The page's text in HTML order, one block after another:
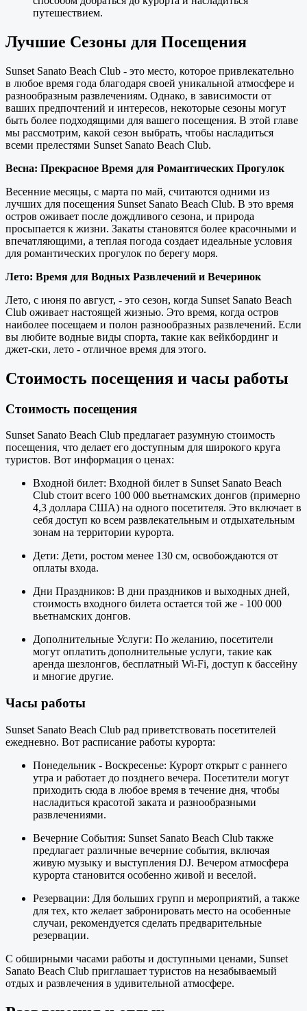
путешествием.
Лучшие Сезоны для Посещения
Sunset Sanato Beach Club - это место, которое привлекательно
в любое время года благодаря своей уникальной атмосфере и
разнообразным развлечениям. Однако, в зависимости от
ваших предпочтений и интересов, некоторые сезоны могут
быть более подходящими для вашего посещения. В этой главе
мы рассмотрим, какой сезон выбрать, чтобы насладиться
всеми прелестями Sunset Sanato Beach Club.
Весна: Прекрасное Время для Романтических Прогулок
Весенние месяцы, с марта по май, считаются одними из
лучших для посещения Sunset Sanato Beach Club. В это время
остров оживает после дождливого сезона, и природа
просыпается к жизни. Закаты становятся более красочными и
впечатляющими, а теплая погода создает идеальные условия
для романтических прогулок по берегу моря.
Лето: Время для Водных Развлечений и Вечеринок
Лето, с июня по август, - это сезон, когда Sunset Sanato Beach
Club оживает настоящей жизнью. Это время, когда остров
наиболее посещаем и полон разнообразных развлечений. Если
вы любите водные виды спорта, такие как вейкбординг и
джет-ски, лето - отличное время для этого.
Стоимость посещения и часы работы
Стоимость посещения
Sunset Sanato Beach Club предлагает разумную стоимость
посещения, что делает его доступным для широкого круга
туристов. Вот информация о ценах:
Входной билет: Входной билет в Sunset Sanato Beach
Club стоит всего 100 000 вьетнамских донгов (примерно
4,3 доллара США) на одного посетителя. Это включает в
себя доступ ко всем развлекательным и отдыхательным
зонам на территории курорта.
Дети: Дети, ростом менее 130 см, освобождаются от
оплаты входа.
Дни Праздников: В дни праздников и выходных дней,
стоимость входного билета остается той же - 100 000
вьетнамских донгов.
Дополнительные Услуги: По желанию, посетители
могут оплатить дополнительные услуги, такие как
аренда шезлонгов, бесплатный Wi-Fi, доступ к бассейну
и многие другие.
Часы работы
Sunset Sanato Beach Club рад приветствовать посетителей
ежедневно. Вот расписание работы курорта:
Понедельник - Воскресенье: Курорт открыт с раннего
утра и работает до позднего вечера. Посетители могут
приходить сюда в любое время в течение дня, чтобы
насладиться красотой заката и разнообразными
развлечениями.
Вечерние События: Sunset Sanato Beach Club также
предлагает различные вечерние события, включая
живую музыку и выступления DJ. Вечером атмосфера
курорта становится особенно живой и веселой.
Резервации: Для больших групп и мероприятий, а также
для тех, кто желает забронировать место на особенные
случаи, рекомендуется сделать предварительные
резервации.
С обширными часами работы и доступными ценами, Sunset
Sanato Beach Club приглашает туристов на незабываемый
отдых и развлечения в удивительной атмосфере.